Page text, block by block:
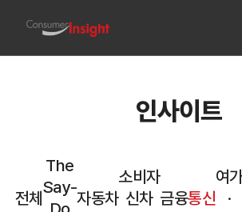
인사이트
산업별 정기 기획조사와 도메인 전문성
컨슈머인사이트는 자동차, 통신, 금융, 여행·관광, OTT·콘텐츠
자동차
연례 자동차 기획조사 ASCS (2001~ · 표본 10만)
전체
The
Say-
자동차
소비자
신차 금융통신
여
·